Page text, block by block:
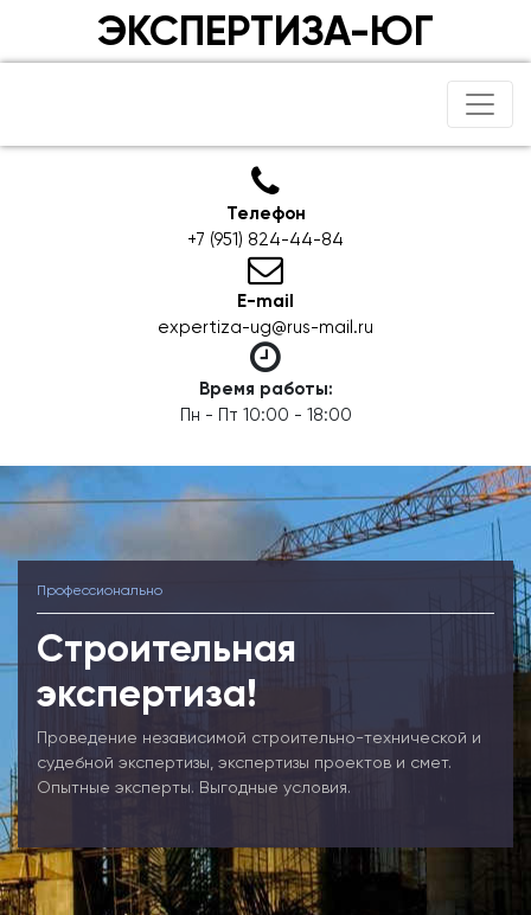
ЭКСПЕРТИЗА-ЮГ
Телефон
+7 (951) 824-44-84
E-mail
expertiza-ug@rus-mail.ru
Время работы:
Пн - Пт 10:00 - 18:00
Профессионально
Строительная
экспертиза!
Проведение независимой строительно-технической и
судебной экспертизы, экспертизы проектов и смет.
Опытные эксперты. Выгодные условия.